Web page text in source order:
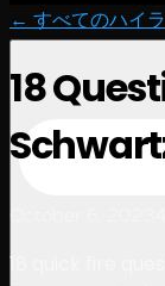
← すべてのハイ
18
18 quick fire